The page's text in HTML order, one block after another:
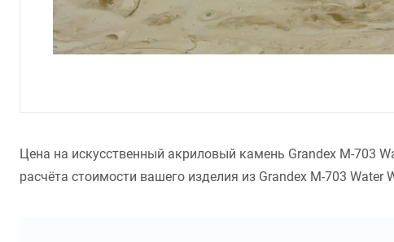
Цена на искусственный акриловый камень Grandex M-703
расчёта стоимости вашего изделия из Grandex M-703 Water